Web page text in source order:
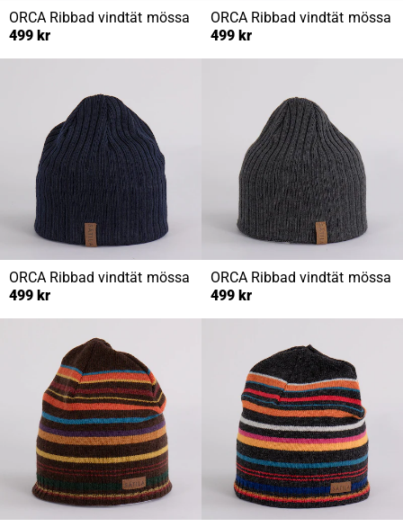
ORCA Ribbad vindtät mössa
499 kr
ORCA Ribbad vindtät mössa
499 kr
ORCA Ribbad vindtät mössa
499 kr
ORCA Ribbad vindtät mössa
499 kr